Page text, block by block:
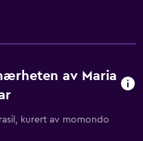
av Maria
kurert av momondo